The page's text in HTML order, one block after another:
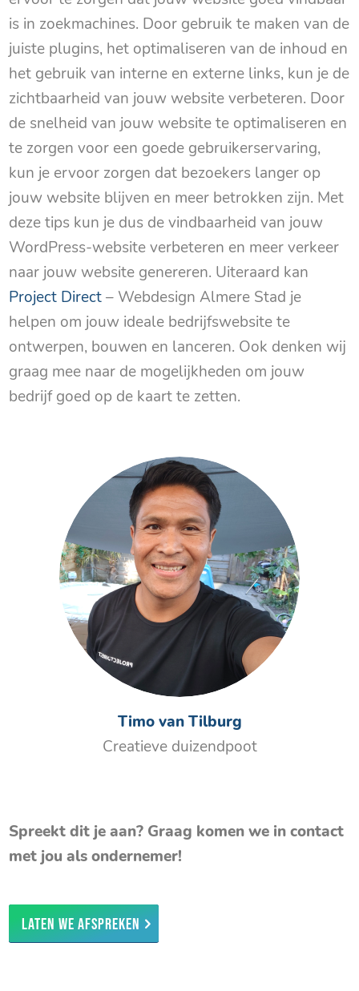
is in zoekmachines. Door gebruik te maken van de
juiste plugins, het optimaliseren van de inhoud en
het gebruik van interne en externe links, kun je de
zichtbaarheid van jouw website verbeteren. Door
de snelheid van jouw website te optimaliseren en
te zorgen voor een goede gebruikerservaring,
kun je ervoor zorgen dat bezoekers langer op
jouw website blijven en meer betrokken zijn. Met
deze tips kun je dus de vindbaarheid van jouw
WordPress-website verbeteren en meer verkeer
naar jouw website genereren. Uiteraard kan
Project Direct– Webdesign Almere Stad je
helpen om jouw ideale bedrijfswebsite te
ontwerpen, bouwen en lanceren. Ook denken wij
graag mee naar de mogelijkheden om jouw
bedrijf goed op de kaart te zetten.
Timo van Tilburg
Creatieve duizendpoot
Spreekt dit je aan? Graag komen we in contact
met jou als ondernemer!
Laten we afspreken